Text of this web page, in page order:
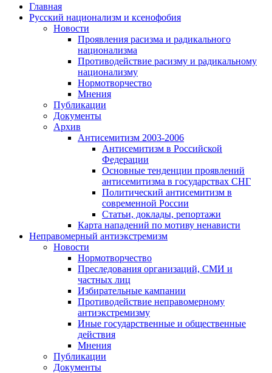
Главная
Русский национализм и ксенофобия
Новости
Проявления расизма и радикального
национализма
Противодействие расизму и радикальному
национализму
Нормотворчество
Мнения
Публикации
Документы
Архив
Антисемитизм 2003-2006
Антисемитизм в Российской
Федерации
Основные тенденции проявлений
антисемитизма в государствах СНГ
Политический антисемитизм в
современной России
Статьи, доклады, репортажи
Карта нападений по мотиву ненависти
Неправомерный антиэкстремизм
Новости
Нормотворчество
Преследования организаций, СМИ и
частных лиц
Избирательные кампании
Противодействие неправомерному
антиэкстремизму
Иные государственные и общественные
действия
Мнения
Публикации
Документы